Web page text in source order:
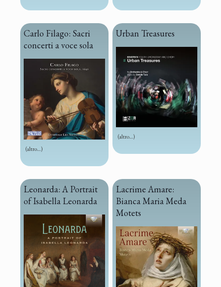
Carlo Filago: Sacri
concerti a voce sola
(altro…)
Urban Treasures
(altro…)
Leonarda: A Portrait
of Isabella Leonarda
Lacrime Amare:
Bianca Maria Meda
Motets